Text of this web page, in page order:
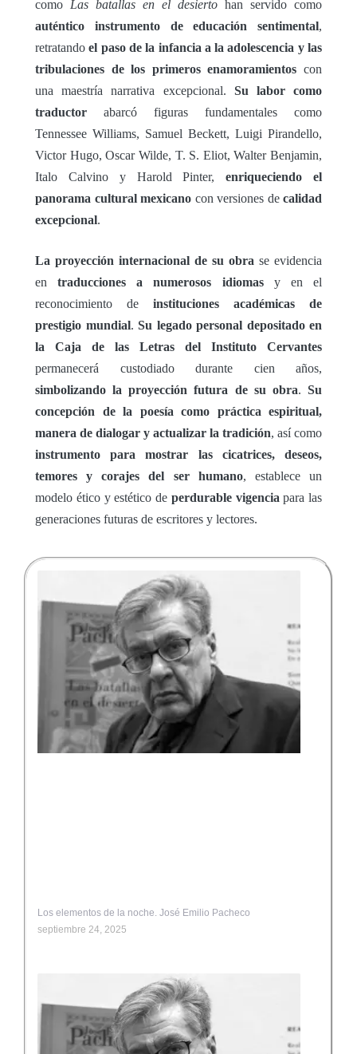
como Las batallas en el desierto han servido como
auténtico instrumento de educación sentimental,
retratandoel paso de la infancia a la adolescencia y las
tribulaciones de los primeros enamoramientos con
una maestría narrativa excepcional. Su labor como
traductor abarcó figuras fundamentales como
Tennessee Williams, Samuel Beckett, Luigi Pirandello,
Victor Hugo, Oscar Wilde, T. S. Eliot, Walter Benjamin,
Italo Calvino y Harold Pinter,enriqueciendo el
panorama cultural mexicano con versiones de calidad
excepcional.
La proyección internacional de su obra se evidencia
entraducciones a numerosos idiomasy en el
reconocimiento de instituciones académicas de
prestigio mundial. Su legado personal depositado en
la Caja de las Letras del Instituto Cervantes
permanecerá custodiado durante cien años,
simbolizando la proyección futura de su obra.Su
concepción de la poesía como práctica espiritual,
manera de dialogar y actualizar la tradición, así como
instrumento para mostrar las cicatrices, deseos,
temores y corajes del ser humano, establece un
modelo ético y estético de perdurable vigencia para las
generaciones futuras de escritores y lectores.
Los elementos de la noche. José Emilio Pacheco
septiembre 24, 2025